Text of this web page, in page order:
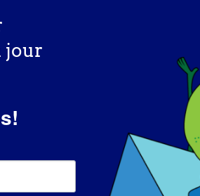
CHARGER PLUS DE POSTS
jour